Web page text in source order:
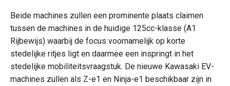
Beide machines zullen een prominente plaats claimen
tussen de machines in de huidige 125cc-klasse (A1
Rijbewijs) waarbij de focus voornamelijk op korte
stedelijke ritjes ligt en daarmee een inspringt in het
stedelijke mobiliteitsvraagstuk. De nieuwe Kawasaki EV-
machines zullen als Z-e1 en Ninja-e1 beschikbaar zijn in